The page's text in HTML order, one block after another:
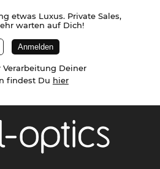
etwas Luxus. Private Sales,
warten auf Dich!
Deiner
findest Du hier